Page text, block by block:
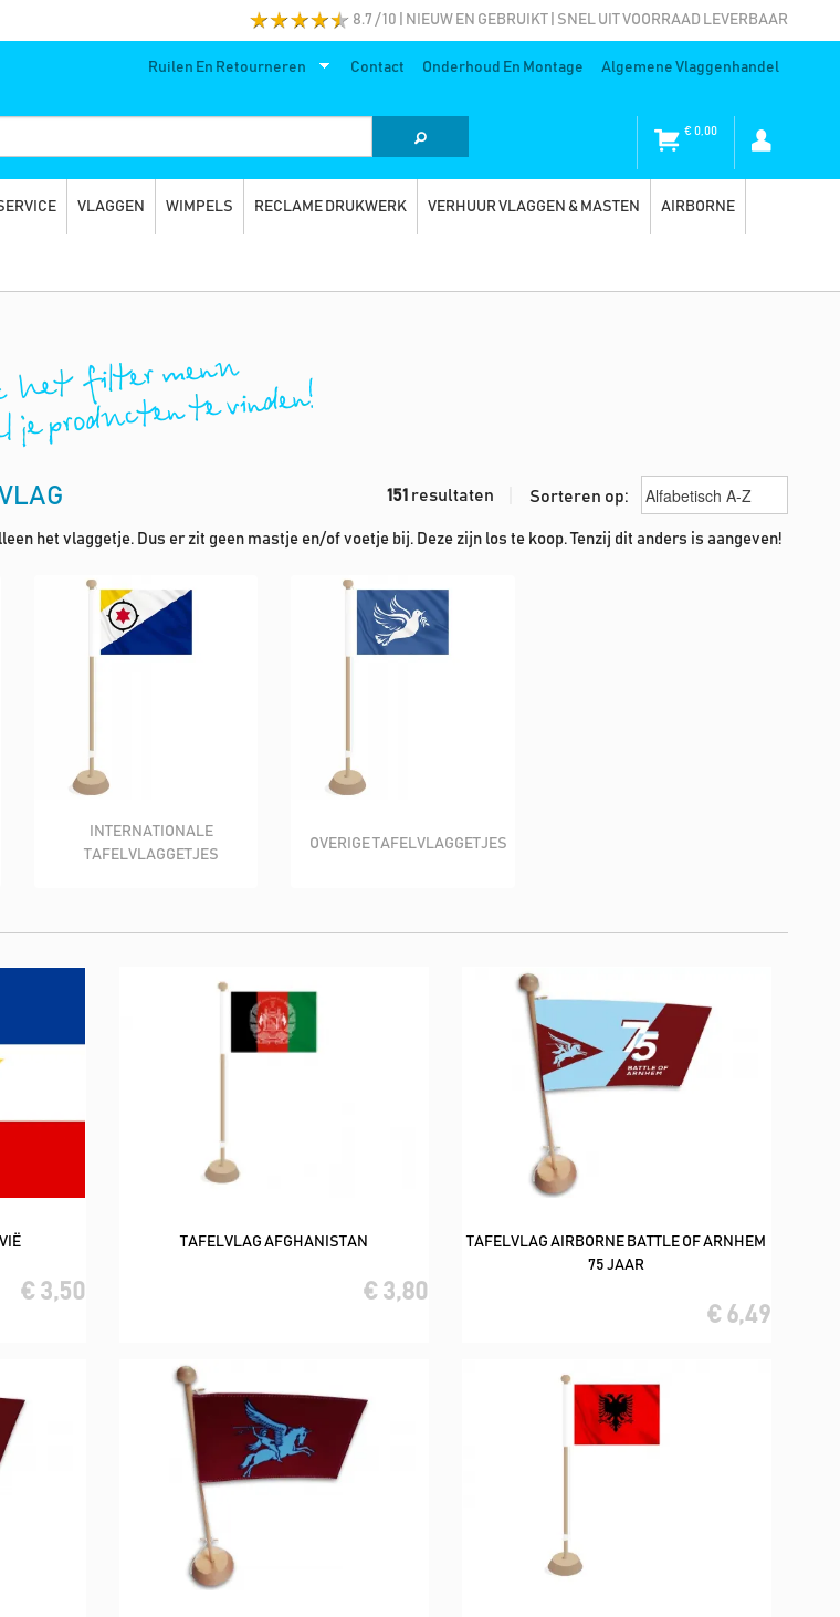
8.7 / 10 | NIEUW EN GEBRUIKT | SNEL UIT VOORRAAD LEVERBAAR
Ruilen En Retourneren Contact Onderhoud En Montage Algemene Vlaggenhandel
€0,00
VLAGGEN WIMPELS RECLAME DRUKWERK VERHUUR VLAGGEN & MASTEN AIRBORNE
151 resultaten Sorteren op:
het vlaggetje. Dus er zit geen mastje en/of voetje bij. Deze zijn los te koop. Tenzij dit anders is aangeven!
INTERNATIONALE
TAFELVLAGGETJES
OVERIGE TAFELVLAGGETJES
€ 3,50
In winkelwagen
TAFELVLAG AFGHANISTAN
€ 3,80
In winkelwagen
TAFELVLAG AIRBORNE BATTLE OF ARNHEM
75 JAAR
€ 6,49